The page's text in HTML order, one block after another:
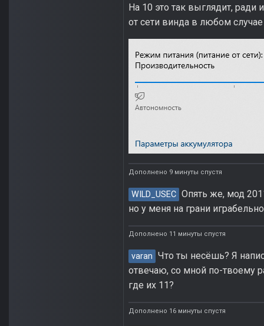
На 10 это так выглядит, ради
от сети винда в любом
Дополнено 9 минуты спустя
WILD_USEC Опять же, мод
но у меня на грани
Дополнено 11 минуты спустя
varan Что ты несёшь? Я
отвечаю, со мной по-твоему
где их 11?
Дополнено 16 минуты спустя